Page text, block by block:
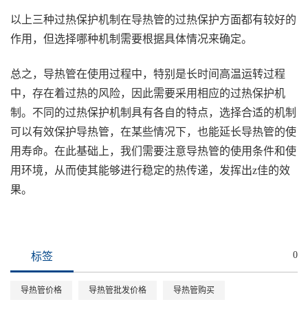
以上三种过热保护机制在导热管的过热保护方面都有较好的
作用，但选择哪种机制需要根据具体情况来确定。
总之，导热管在使用过程中，特别是长时间高温运转过程
中，存在着过热的风险，因此需要采用相应的过热保护机
制。不同的过热保护机制具有各自的特点，选择合适的机制
可以有效保护导热管，在某些情况下，也能延长导热管的使
用寿命。在此基础上，我们需要注意导热管的使用条件和使
用环境，从而使其能够进行稳定的热传递，发挥出z佳的效
果。
标签 0
导热管价格 导热管批发价格 导热管购买